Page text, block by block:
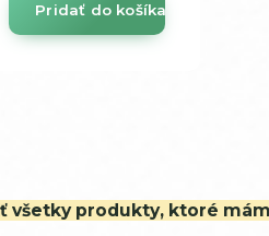
Pridať do košíka
všetky produkty, ktoré